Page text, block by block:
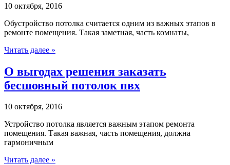
10 октября, 2016
Обустройство потолка считается одним из важных этапов в
ремонте помещения. Такая заметная, часть комнаты,
Читать далее »
О выгодах решения заказать
бесшовный потолок пвх
10 октября, 2016
Устройство потолка является важным этапом ремонта
помещения. Такая важная, часть помещения, должна
гармоничным
Читать далее »